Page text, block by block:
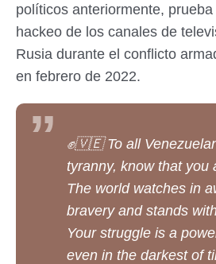
políticos anteriormente,
hackeo de los canales de
Rusia durante el conflicto
en febrero de 2022.
✊️🇻🇪 To all
tyranny, know that you
The world watches in
bravery and stands
Your struggle is a
even in the darkest of